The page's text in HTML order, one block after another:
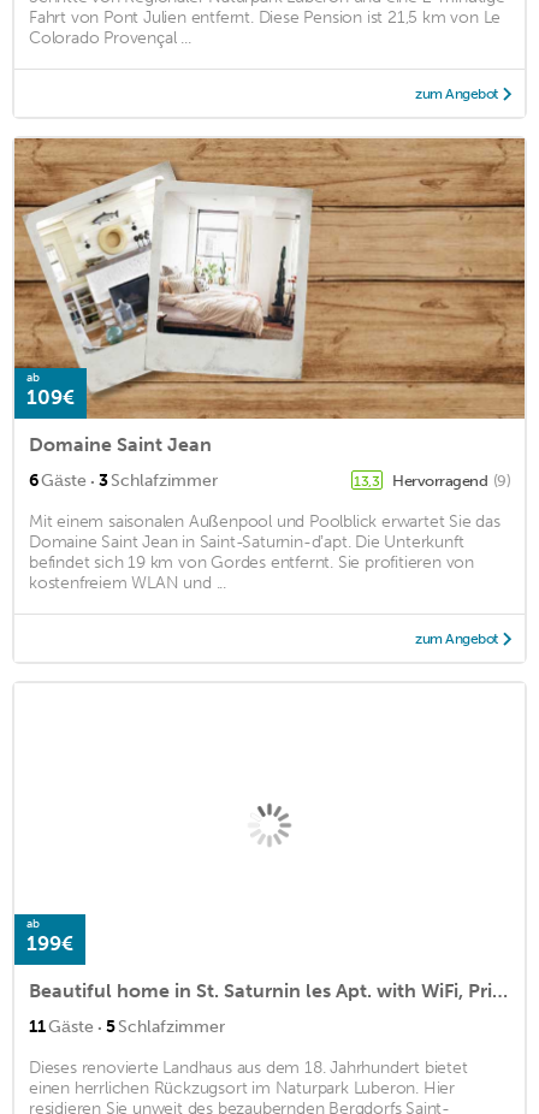
Fahrt von Pont Julien entfernt. Diese Pension ist 21,5 km von Le
Colorado Provençal ...
zum Angebot
ab
109€
Domaine Saint Jean
6Gäste · 3Schlafzimmer 13,3 Hervorragend (9)
Mit einem saisonalen Außenpool und Poolblick erwartet Sie das
Domaine Saint Jean in Saint-Saturnin-dʼapt. Die Unterkunft
befindet sich 19 km von Gordes entfernt. Sie profitieren von
kostenfreiem WLAN und ...
zum Angebot
ab
199€
Beautiful home in St. Saturnin les Apt. with WiFi, Private swimming pool and Outdoor swimming pool
11Gäste · 5Schlafzimmer
Dieses renovierte Landhaus aus dem 18. Jahrhundert bietet
einen herrlichen Rückzugsort im Naturpark Luberon. Hier
residieren Sie unweit des bezaubernden Bergdorfs Saint-